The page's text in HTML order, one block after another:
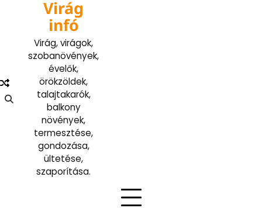
Virág
infó
Virág, virágok,
szobanövények,
évelők,
örökzöldek,
talajtakarók,
balkony
növények,
termesztése,
gondozása,
ültetése,
szaporítása.